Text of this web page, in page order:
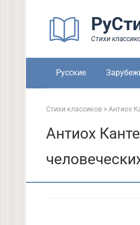
Стихи
Русские
Стихи классиков >Антиох
Антиох